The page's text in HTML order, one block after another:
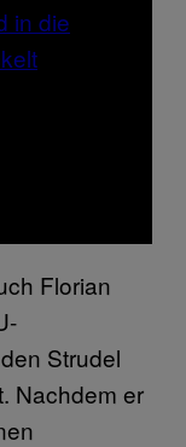
Florian
Strudel
Nachdem er